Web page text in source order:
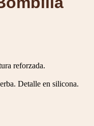
reforzada.
Detalle en silicona.